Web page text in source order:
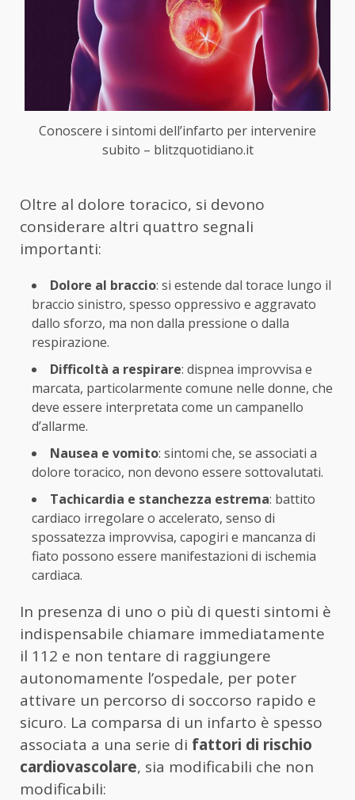
Conoscere i sintomi dell’infarto per intervenire
subito – blitzquotidiano.it
Oltre al dolore toracico, si devono
considerare altri quattro segnali
importanti:
Dolore al braccio: si estende dal torace lungo il
braccio sinistro, spesso oppressivo e aggravato
dallo sforzo, ma non dalla pressione o dalla
respirazione.
Difficoltà a respirare: dispnea improvvisa e
marcata, particolarmente comune nelle donne, che
deve essere interpretata come un campanello
d’allarme.
Nausea e vomito: sintomi che, se associati a
dolore toracico, non devono essere sottovalutati.
Tachicardia e stanchezza estrema: battito
cardiaco irregolare o accelerato, senso di
spossatezza improvvisa, capogiri e mancanza di
fiato possono essere manifestazioni di ischemia
cardiaca.
In presenza di uno o più di questi sintomi è
indispensabile chiamare immediatamente
il 112 e non tentare di raggiungere
autonomamente l’ospedale, per poter
attivare un percorso di soccorso rapido e
sicuro. La comparsa di un infarto è spesso
associata a una serie di fattori di rischio
cardiovascolare, sia modificabili che non
modificabili: